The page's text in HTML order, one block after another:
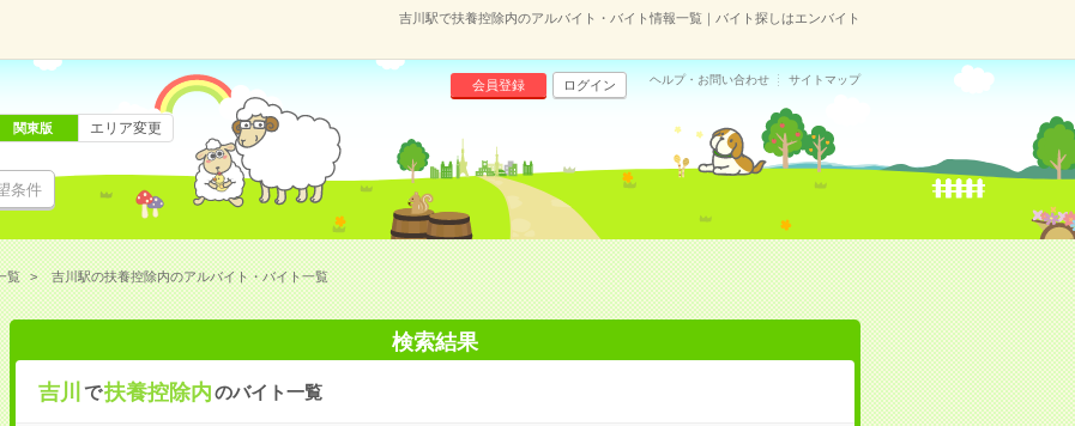
吉川駅で扶養控除内のアルバイト・バイト情報一覧｜バイト探しはエンバイト
条件
会員登録 ログイン ヘルプ・お問い合わせ サイトマップ
関東版 エリア変更
覧 吉川駅の扶養控除内のアルバイト・バイト一覧
検索結果
吉川 で扶養控除内のバイト一覧